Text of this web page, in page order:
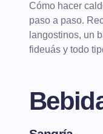
Cómo hacer
paso a paso.
langostinos, un
fideuás y todo